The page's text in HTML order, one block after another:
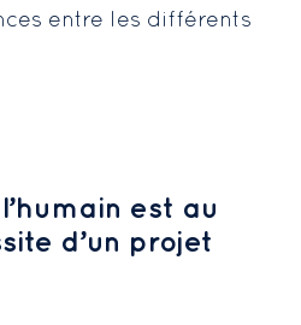
entre les différents
est au
d’un projet